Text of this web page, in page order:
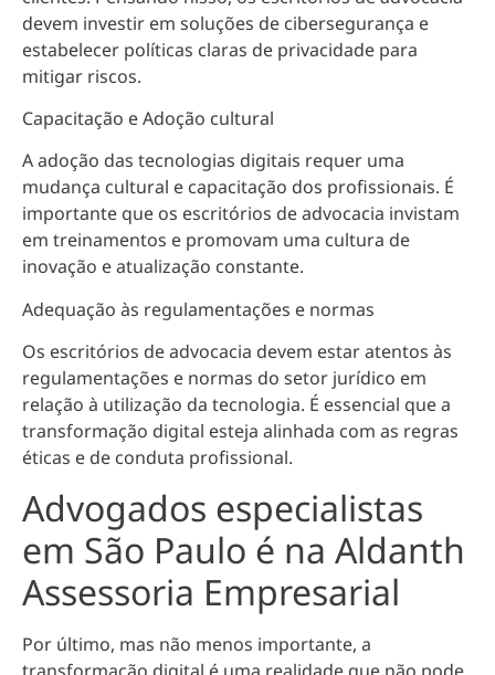
devem investir em soluções de cibersegurança e
estabelecer políticas claras de privacidade para
mitigar riscos.
Capacitação e Adoção cultural
A adoção das tecnologias digitais requer uma
mudança cultural e capacitação dos profissionais. É
importante que os escritórios de advocacia invistam
em treinamentos e promovam uma cultura de
inovação e atualização constante.
Adequação às regulamentações e normas
Os escritórios de advocacia devem estar atentos às
regulamentações e normas do setor jurídico em
relação à utilização da tecnologia. É essencial quea
transformação digital esteja alinhada com as regras
éticas e de conduta profissional.
Advogados especialistas
em São Paulo é na Aldanth
Assessoria Empresarial
Por último, mas não menos importante, a
transformação digital é uma realidade que não pode